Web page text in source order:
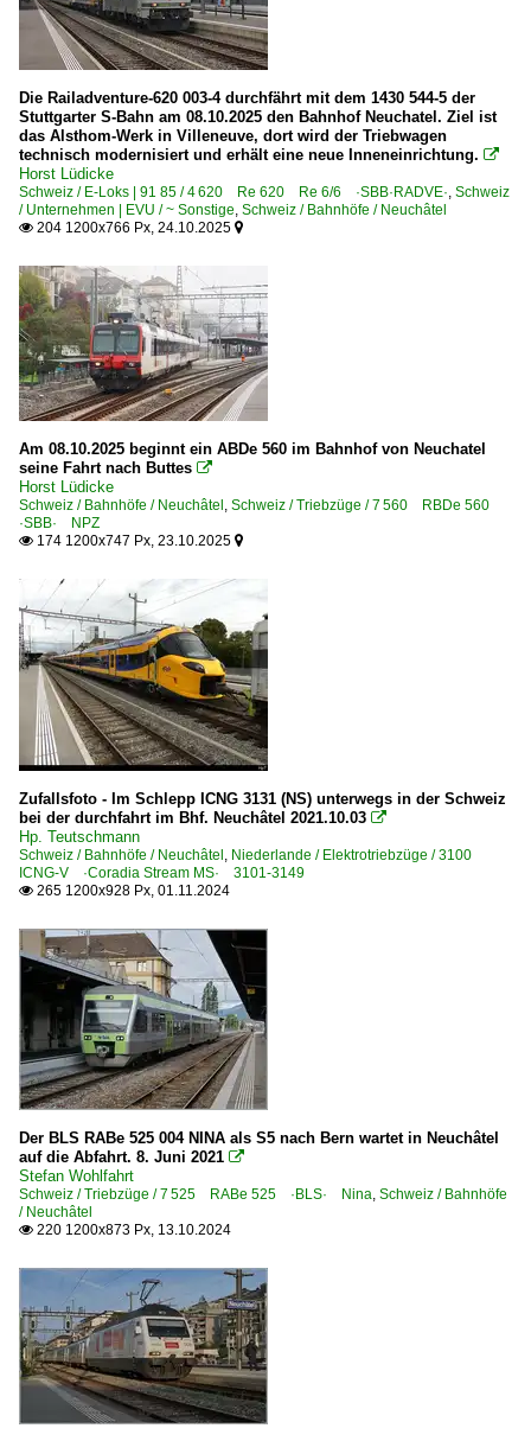
Die Railadventure-620 003-4 durchfährt mit dem 1430 544-5 der
Stuttgarter S-Bahn am 08.10.2025 den Bahnhof Neuchatel. Ziel ist
das Alsthom-Werk in Villeneuve, dort wird der Triebwagen
technisch modernisiert und erhält eine neue Inneneinrichtung. 
Horst Lüdicke
Schweiz / E-Loks | 91 85 / 4 620 Re 620 Re 6/6 ·SBB·RADVE·, Schweiz
/ Unternehmen | EVU / ~ Sonstige, Schweiz / Bahnhöfe / Neuchâtel
 204 1200x766 Px, 24.10.2025 
Am 08.10.2025 beginnt ein ABDe 560 im Bahnhof von Neuchatel
seine Fahrt nach Buttes 
Horst Lüdicke
Schweiz / Bahnhöfe / Neuchâtel , Schweiz / Triebzüge / 7 560 RBDe 560
·SBB· NPZ
 174 1200x747 Px, 23.10.2025 
Zufallsfoto - Im Schlepp ICNG 3131 (NS) unterwegs in der Schweiz
bei der durchfahrt im Bhf. Neuchâtel 2021.10.03 
Hp. Teutschmann
Schweiz / Bahnhöfe / Neuchâtel , Niederlande / Elektrotriebzüge / 3100
ICNG-V ·Coradia Stream MS· 3101-3149
 265 1200x928 Px, 01.11.2024
Der BLS RABe 525 004 NINA als S5 nach Bern wartet in Neuchâtel
auf die Abfahrt. 8. Juni 2021 
Stefan Wohlfahrt
Schweiz / Triebzüge / 7 525 RABe 525 ·BLS· Nina, Schweiz / Bahnhöfe
/ Neuchâtel
 220 1200x873 Px, 13.10.2024